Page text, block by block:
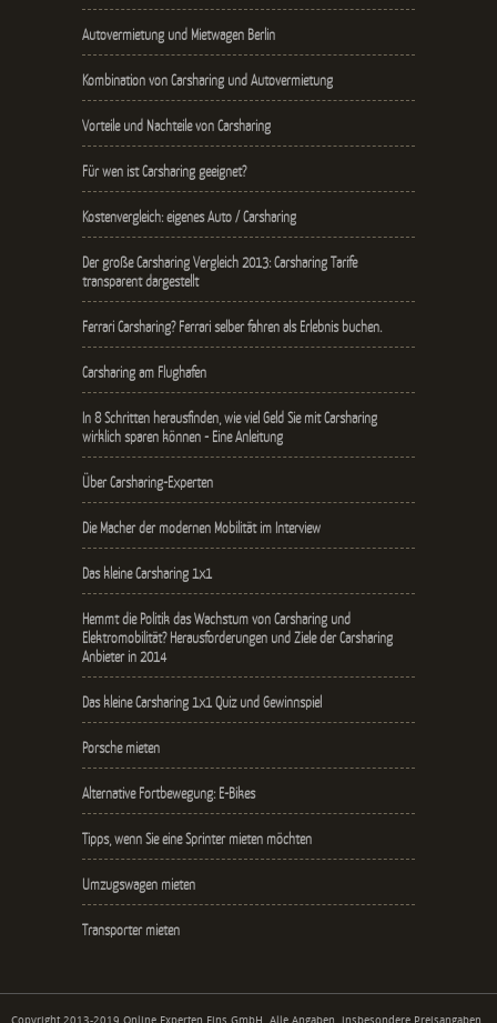
Autovermietung und Mietwagen Berlin
Kombination von Carsharing und Autovermietung
Vorteile und Nachteile von Carsharing
Für wen ist Carsharing geeignet?
Kostenvergleich: eigenes Auto / Carsharing
Der große Carsharing Vergleich 2013: Carsharing Tarife
transparent dargestellt
Ferrari Carsharing? Ferrari selber fahren als Erlebnis buchen.
Carsharing am Flughafen
In 8 Schritten herausfinden, wie viel Geld Sie mit Carsharing
wirklich sparen können - Eine Anleitung
Über Carsharing-Experten
Die Macher der modernen Mobilität im Interview
Das kleine Carsharing 1x1
Hemmt die Politik das Wachstum von Carsharing und
Elektromobilität? Herausforderungen und Ziele der Carsharing
Anbieter in 2014
Das kleine Carsharing 1x1 Quiz und Gewinnspiel
Porsche mieten
Alternative Fortbewegung: E-Bikes
Tipps, wenn Sie eine Sprinter mieten möchten
Umzugswagen mieten
Transporter mieten
Copyright 2013-2019 Online Experten Eins GmbH. Alle Angaben, insbesondere Preisangaben,